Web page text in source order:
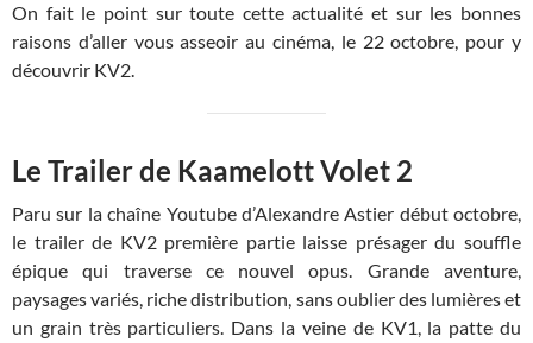
On fait le point sur toute cette actualité et sur les bonnes
raisons d’aller vous asseoir au cinéma, le 22 octobre, pour y
découvrir KV2.
Le Trailer de Kaamelott Volet 2
Paru sur la chaîne Youtube d’Alexandre Astier début octobre,
le trailer de KV2 première partie laisse présager du souffle
épique qui traverse ce nouvel opus. Grande aventure,
paysages variés, riche distribution, sans oublier des lumières et
un grain très particuliers. Dans la veine de KV1, la patte du